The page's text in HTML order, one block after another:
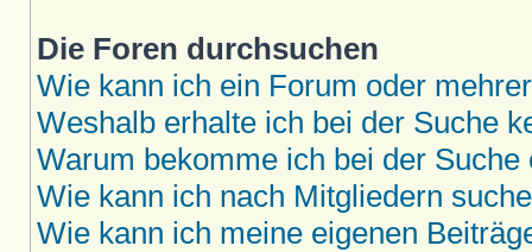
Die Foren durchsuchen
Wie kann ich ein Forum oder
Weshalb erhalte ich bei der Suche
Warum bekomme ich bei der Suche
Wie kann ich nach Mitgliedern
Wie kann ich meine eigenen